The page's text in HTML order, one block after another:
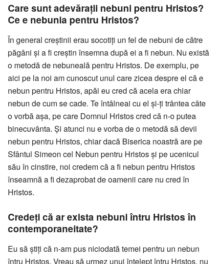
Care sunt adevărații nebuni pentru Hristos?
Ce e nebunia pentru Hristos?
În general creștinii erau socotiți un fel de nebuni de către
păgâni și a fi creștin însemna după ei a fi nebun. Nu există
o metodă de nebuneală pentru Hristos. De exemplu, pe
aici pe la noi am cunoscut unul care zicea despre el că e
nebun pentru Hristos, apăi eu cred că acela era chiar
nebun de cum se cade. Te întâlneai cu el și-ți trântea câte
o vorbă așa, pe care Domnul Hristos cred că n-o putea
binecuvânta. Și atunci nu e vorba de o metodă să devii
nebun pentru Hristos, chiar dacă Biserica noastră are pe
Sfântul Simeon cel Nebun pentru Hristos și pe ucenicul
său în cinstire, noi credem că a fi nebun pentru Hristos
înseamnă a fi dezaprobat de oamenii care nu cred în
Hristos.
Credeți că ar exista nebuni întru Hristos în
contemporaneitate?
Eu să știți că n-am pus niciodată temei pentru un nebun
întru Hristos. Vreau să urmez unui înțelept întru Hristos, nu